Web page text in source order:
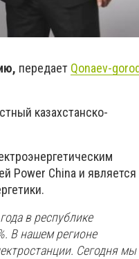
передает Qonaev-
казахстанско-
Power China и является
в республике
В нашем регионе
Сегодня мы